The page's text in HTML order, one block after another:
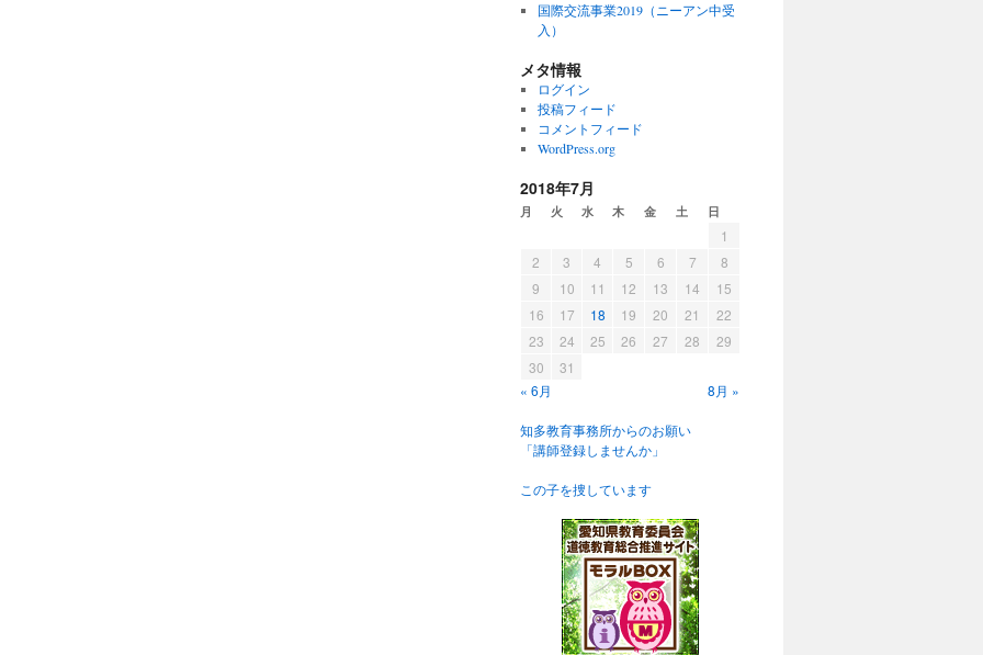
国際交流事業2019（ニーアン中受
入）
メタ情報
ログイン
投稿フィード
コメントフィード
WordPress.org
2018年7月
月 火 水 木 金 土 日
1
2
3 4 5 6 7
8
9
10 11 12 13 14
15
16
17 18 19 20 21
22
23
24 25 26 27 28
29
30
31
« 6月
8月 »
知多教育事務所からのお願い
「講師登録しませんか」
この子を捜しています